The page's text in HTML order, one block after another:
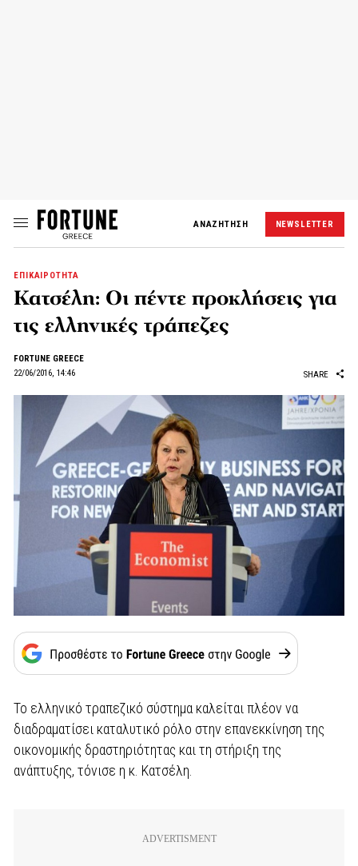
ΑΝΑΖΗΤΗΣΗ NEWSLETTER
ΕΠΙΚΑΙΡΟΤΗΤΑ
Κατσέλη: Οι πέντε προκλήσεις για
τις ελληνικές τράπεζες
FORTUNE GREECE
22/06/2016, 14:46
SHARE
Το ελληνικό τραπεζικό σύστημα καλείται πλέον να
διαδραματίσει καταλυτικό ρόλο στην επανεκκίνηση της
οικονομικής δραστηριότητας και τη στήριξη της
ανάπτυξης, τόνισε η κ. Κατσέλη.